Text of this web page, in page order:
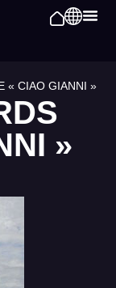
« CIAO GIANNI »
»